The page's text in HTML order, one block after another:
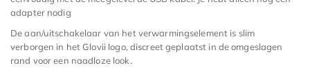
adapter nodig
De aan/uitschakelaar van het verwarmingselement is slim
verborgen in het Glovii logo, discreet geplaatst in de omgeslagen
rand voor een naadloze look.